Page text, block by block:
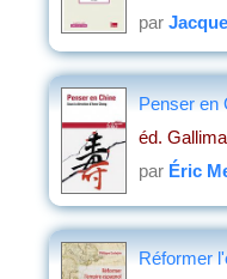
par
Penser en
éd.
par Éric
Réformer